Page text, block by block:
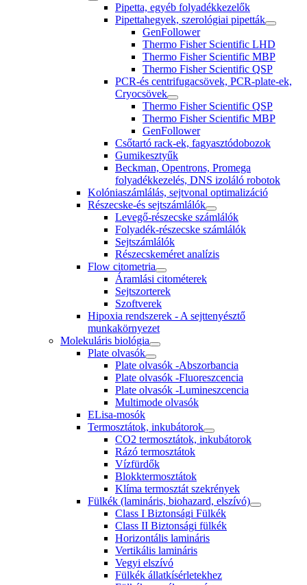
Pipetta, egyéb folyadékkezelők
Pipettahegyek, szerológiai pipetták
GenFollower
Thermo Fisher Scientific LHD
Thermo Fisher Scientific MBP
Thermo Fisher Scientific QSP
PCR-és centrifugacsövek, PCR-plate-ek,
Cryocsövek
Thermo Fisher Scientific QSP
Thermo Fisher Scientific MBP
GenFollower
Csőtartó rack-ek, fagyasztódobozok
Gumikesztyűk
Beckman, Opentrons, Promega
folyadékkezelés, DNS izoláló robotok
Kolóniaszámlálás, sejtvonal optimalizáció
Részecske-és sejtszámlálók
Levegő-részecske számlálók
Folyadék-részecske számlálók
Sejtszámlálók
Részecskeméret analízis
Flow citometria
Áramlási citométerek
Sejtszorterek
Szoftverek
Hipoxia rendszerek - A sejttenyésztő
munkakörnyezet
Molekuláris biológia
Plate olvasók
Plate olvasók -Abszorbancia
Plate olvasók -Fluoreszcencia
Plate olvasók -Lumineszcencia
Multimode olvasók
ELisa-mosók
Termosztátok, inkubátorok
CO2 termosztátok, inkubátorok
Rázó termosztátok
Vízfürdők
Blokktermosztátok
Klíma termosztát szekrények
Fülkék (lamináris, biohazard, elszívó)
Class I Biztonsági Fülkék
Class II Biztonsági fülkék
Horizontális lamináris
Vertikális lamináris
Vegyi elszívó
Fülkék állatkísérletekhez